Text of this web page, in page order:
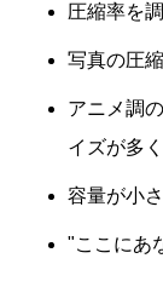
圧縮率を
写真の圧
アニメ調
イズが多
容量が小
ここにあ